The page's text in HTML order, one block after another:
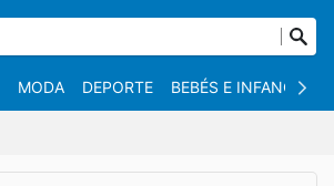
MODA DEPORTE BEBÉS E INFANCIA